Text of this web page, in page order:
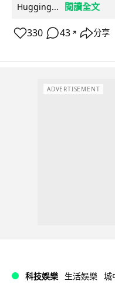
Hugging...
閱讀全文
330 43 ↗ 分享
ADVERTISEMENT
科技娛樂 生活娛樂 城